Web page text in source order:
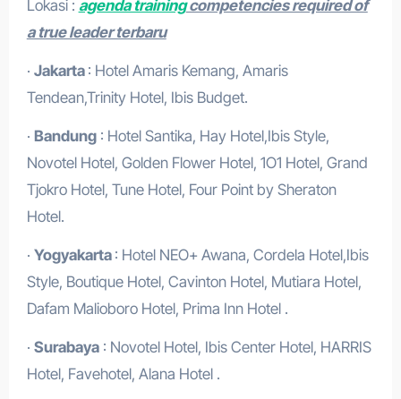
Lokasi : agenda trainingcompetencies required of
a true leader terbaru
· Jakarta : Hotel Amaris Kemang, Amaris
Tendean,Trinity Hotel, Ibis Budget.
· Bandung: Hotel Santika, Hay Hotel,Ibis Style,
Novotel Hotel, Golden Flower Hotel, 1O1 Hotel, Grand
Tjokro Hotel, Tune Hotel, Four Point by Sheraton
Hotel.
· Yogyakarta : Hotel NEO+ Awana, Cordela Hotel,Ibis
Style, Boutique Hotel, Cavinton Hotel, Mutiara Hotel,
Dafam Malioboro Hotel, Prima Inn Hotel .
· Surabaya: Novotel Hotel, Ibis Center Hotel, HARRIS
Hotel, Favehotel, Alana Hotel .